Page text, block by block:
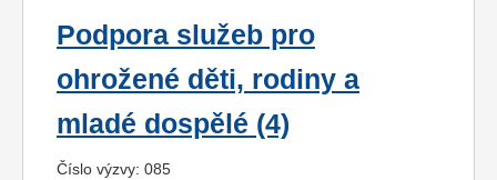
Podpora služeb pro
ohrožené děti, rodiny a
mladé dospělé (4)
Číslo výzvy: 085